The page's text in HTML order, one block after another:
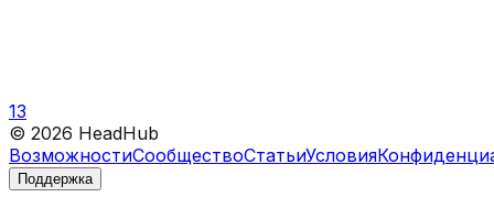
13
© 2026 HeadHub
ВозможностиСообществоСтатьиУсловия
Поддержка